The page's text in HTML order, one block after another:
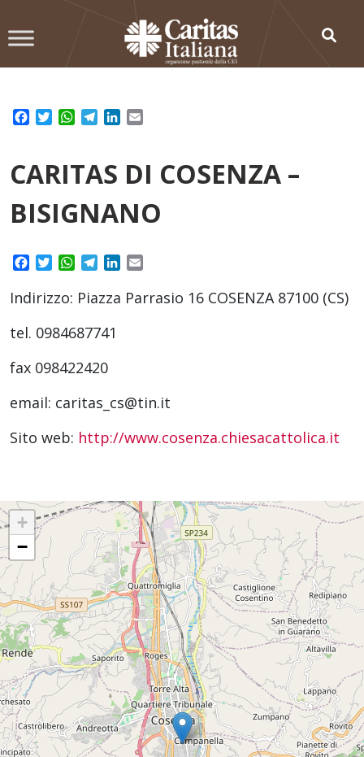
to
Facebook
TwitterWhatsApp
TelegramLinkedIn
CARITAS DI COSENZA –
BISIGNANO
Facebook
TwitterWhatsApp
TelegramLinkedIn
Indirizzo: Piazza Parrasio 16 COSENZA 87100 (CS)
tel. 0984687741
fax 098422420
email: caritas_cs@tin.it
Sito web: http://www.cosenza.chiesacattolica.it
+
−